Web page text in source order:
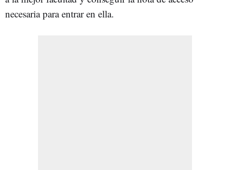
necesaria para entrar en ella.